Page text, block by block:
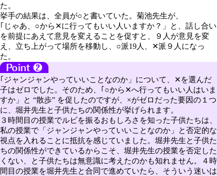
た。
挙手の結果は、全員が○と書いていた。菊池先生が、
｢じゃあ、○から✕に行ってもいい人いますか？」と、話し合い
を前提にあえて意見を変えることを促すと、９人が意見を変
え、立ち上がって場所を移動し、○派19人、✕派９人になっ
た。
｢ジャンジャンやっていいことなのか」について、✕を選んだ
子はゼロでした。そのため、｢○から✕へ行ってもいい人はいま
すか」と “散歩” を促したのですが、×がゼロだった要因の１つ
に、堀井先生と子供たちの関係性が挙げられます。
３時間目の授業でルビを振るおもしろさを知った子供たちは、
私の授業で「ジャンジャンやっていいことなのか」と否定的な
視点を入れることに抵抗を感じていました。堀井先生と子供た
ちの関係性ができているからこそ、堀井先生の授業を否定した
くない、と子供たちは無意識に考えたのかも知れません。４時
間目の授業を堀井先生と合同で進めていたら、そういう迷いは